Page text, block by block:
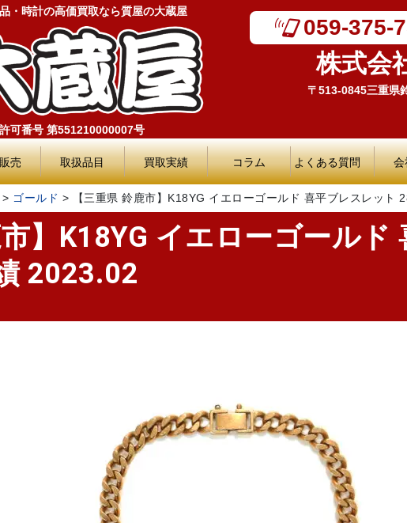
・時計の高価買取なら質屋の大蔵屋
可番号 第551210000007号
059-375-
株式会
〒513-0845三重県
売 取扱品目 買取実績 コラム よくある質問 会
> ゴールド > 【三重県 鈴鹿市】K18YG イエローゴールド 喜平ブレスレット
市】K18YG イエローゴール
2023.02